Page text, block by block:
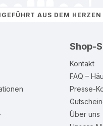
AUS DEM
Shop-
Kontakt
FAQ –
Presse-
Über uns